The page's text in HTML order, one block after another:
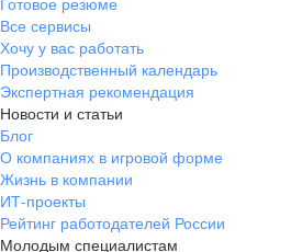
Все сервисы
Хочу у вас работать
Производственный календарь
Экспертная рекомендация
Новости и статьи
Блог
О компаниях в игровой форме
Жизнь в компании
ИТ-проекты
Рейтинг работодателей России
Молодым специалистам